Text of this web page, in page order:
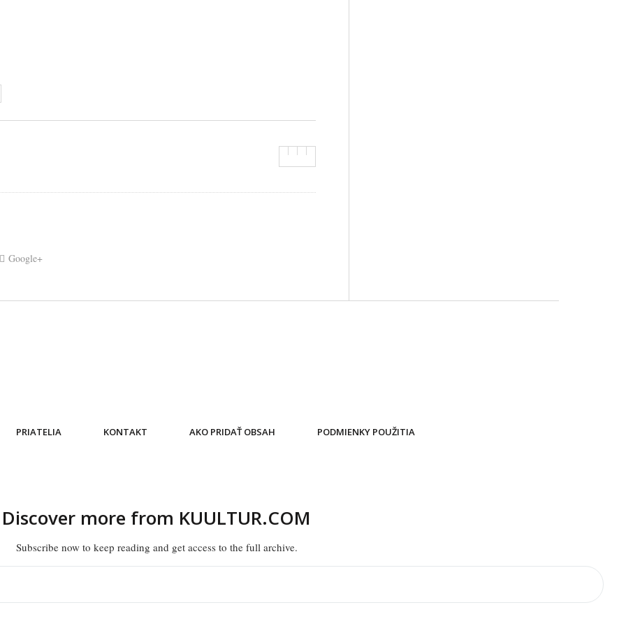
Google+
PRIATELIA KONTAKT AKO PRIDAŤ OBSAH PODMIENKY POUŽITIA
Discover more from KUULTUR.COM
Subscribe now to keep reading and get access to the full archive.